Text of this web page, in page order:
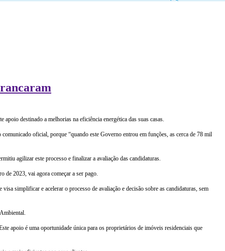
destinado a melhorias na eficiência energética das suas casas.
oficial, porque “quando este Governo entrou em funções, as cerca de 78 mil
agilizar este processo e finalizar a avaliação das candidaturas.
de 2023, vai agora começar a ser pago.
simplificar e acelerar o processo de avaliação e decisão sobre as candidaturas, sem
apoio é uma oportunidade única para os proprietários de imóveis residenciais que